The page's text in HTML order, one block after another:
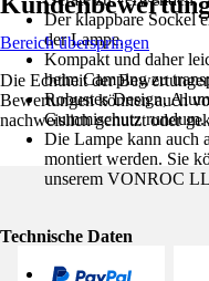
Der klappbare Sockel
der Lampe.
Kompakt und daher
beim Camping zu
Robustes Design,
Gummischutz rundum.
Die Lampe kann auch
montiert werden. Sie
unserem VONROC
Technische Daten
Bereich überspringen
Die Echtheit der
Bewertungen können auch
nachweislich genutzt oder